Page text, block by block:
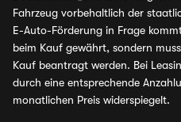
Fahrzeug vorbehaltlich der
E-Auto-Förderung in Frage
beim Kauf gewährt, sondern
Kauf beantragt werden. Bei
durch eine entsprechende
monatlichen Preis widerspiegelt.